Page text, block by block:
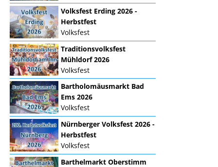
Volksfest Erding 2026 -
Herbstfest
Volksfest
Traditionsvolksfest
Mühldorf 2026
Volksfest
Bartholomäusmarkt Bad
Ems 2026
Volksfest
Nürnberger Volksfest 2026 -
Herbstfest
Volksfest
Barthelmarkt Oberstimm